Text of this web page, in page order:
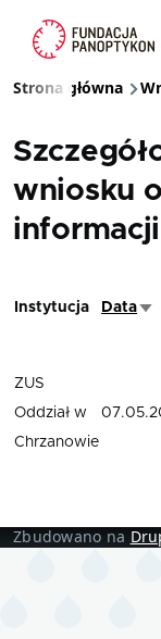
Ścieżka
Strona główna
wniosku
Instytucja Data
ZUS
Oddział w
Chrzanowie
Zbudowano na